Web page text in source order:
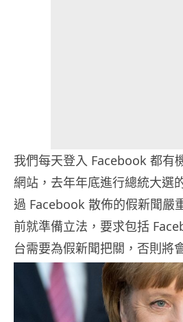
我們每天登入 Facebook 都有
網站，去年年底進行總統大選
過 Facebook 散佈的假新聞嚴
前就準備立法，要求包括
台需要為假新聞把關，否則將